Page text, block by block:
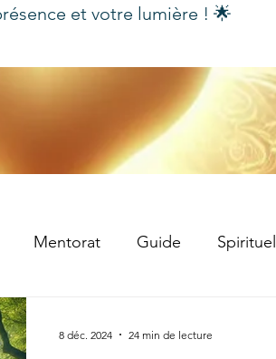
et votre lumière ! 🌟
Mentorat Guide Spirituel
pratique
8 déc. 2024 24 min de lecture